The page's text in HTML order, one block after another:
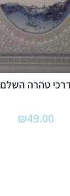
טהרה השלם
₪49.00